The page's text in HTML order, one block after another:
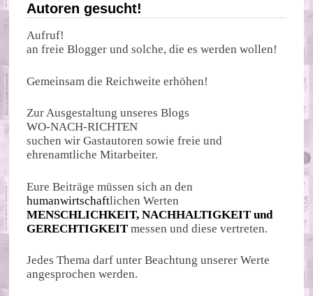
Autoren gesucht!
Aufruf!
an freie Blogger und solche, die es werden wollen!
Gemeinsam die Reichweite erhöhen!
Zur Ausgestaltung unseres Blogs
WO-NACH-RICHTEN
suchen wir Gastautoren sowie freie und
ehrenamtliche Mitarbeiter.
Eure Beiträge müssen sich an den
humanwirtschaftlichen Werten
MENSCHLICHKEIT, NACHHALTIGKEIT und
GERECHTIGKEIT messen und diese vertreten.
Jedes Thema darf unter Beachtung unserer Werte
angesprochen werden.